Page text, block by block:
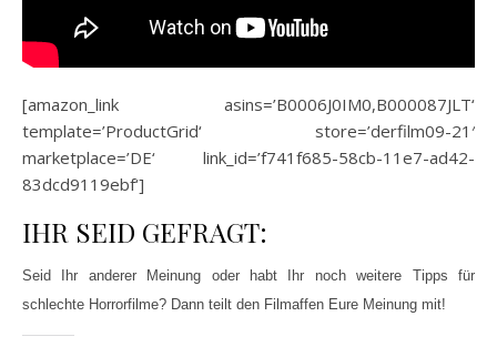
[amazon_link asins=’B0006J0IM0,B000087JLT‘
template=’ProductGrid‘ store=’derfilm09-21′
marketplace=’DE‘ link_id=’f741f685-58cb-11e7-ad42-
83dcd9119ebf‘]
IHR SEID GEFRAGT:
Seid Ihr anderer Meinung oder habt Ihr noch weitere Tipps für
schlechte Horrorfilme? Dann teilt den Filmaffen Eure Meinung mit!